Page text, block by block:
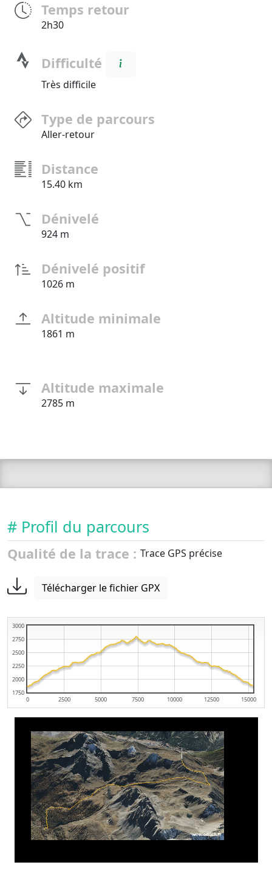
Temps retour
2h30
Difficulté
Très difficile
Type de parcours
Aller-retour
Distance
15.40 km
Dénivelé
924 m
Dénivelé positif
1026 m
Altitude minimale
1861 m
Altitude maximale
2785 m
# Profil du parcours
Qualité de la trace : Trace GPS précise
Télécharger le fichier GPX
0 2500 5000 7500 10000 12500 15000
1750
2000
2250
2500
2750
3000